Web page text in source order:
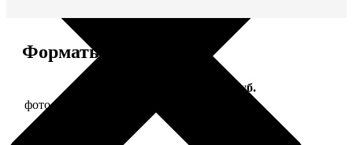
Форматы и цены
Цена, руб.
фото 10х10 в деревянной рамке